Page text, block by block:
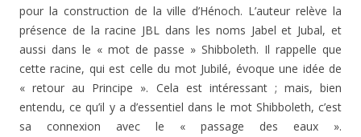
pour la construction de la ville d’Hénoch. L’auteur relève la
présence de la racine JBL dans les noms Jabel et Jubal, et
aussi dans le « mot de passe » Shibboleth. Il rappelle que
cette racine, qui est celle du mot Jubilé, évoque une idée de
« retour au Principe ». Cela est intéressant ; mais, bien
entendu, ce qu’il y a d’essentiel dans le mot Shibboleth, c’est
sa connexion avec le « passage des eaux ».